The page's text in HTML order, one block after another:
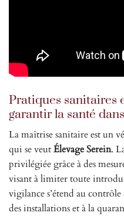
Pratiques sanitaires
garantir la santé
La maîtrise sanitaire est un
qui se veutÉlevage Serein.
privilégiée grâce à des
visant à limiter toute
vigilance s’étend au
des installations et à la